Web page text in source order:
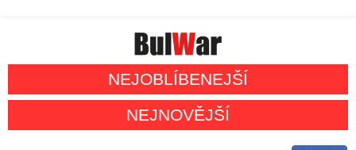
NEJOBLÍBENEJŠÍ
NEJNOVĚJŠÍ